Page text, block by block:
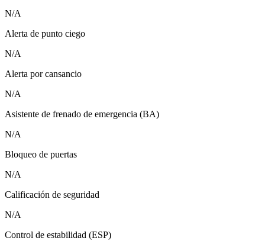
N/A
Alerta de punto ciego
N/A
Alerta por cansancio
N/A
Asistente de frenado de emergencia (BA)
N/A
Bloqueo de puertas
N/A
Calificación de seguridad
N/A
Control de estabilidad (ESP)